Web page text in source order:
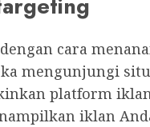
cara
mengunjungi
platform
iklan